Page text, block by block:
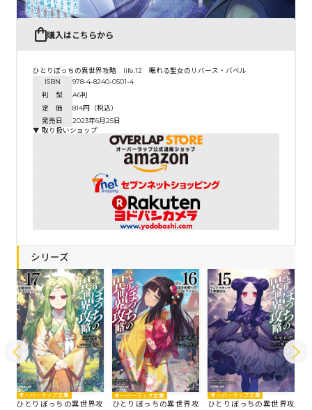
購入はこちらから
ひとりぼっちの異世界攻略 life.12 眠れる聖女のリバース・バベル
ISBN
978-4-8240-0501-4
判 型
A6判
定 価
814円（税込）
発売日
2023年6月25日
▼ 取り扱いショップ
シリーズ
オーバーラップ文庫
ひとりぼっちの異世界攻
オーバーラップ文庫
ひとりぼっちの異世界攻
オーバーラップ文庫
ひとりぼっちの異世界攻